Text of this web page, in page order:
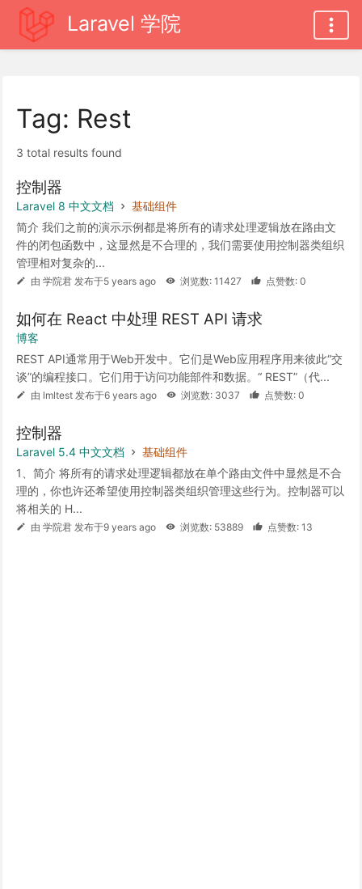
Laravel 学院
Tag: Rest
3 total results found
控制器
Laravel 8 中文文档
基础组件
简介 我们之前的演示示例都是将所有的请求处理逻辑放在路由文
件的闭包函数中，这显然是不合理的，我们需要使用控制器类组织
管理相对复杂的...
由 学院君 发布于5 years ago 浏览数: 11427 点赞数: 0
如何在 React 中处理 REST API 请求
博客
REST API通常用于Web开发中。它们是Web应用程序用来彼此“交
谈”的编程接口。它们用于访问功能部件和数据。“ REST”（代...
由 lmltest 发布于6 years ago 浏览数: 3037 点赞数: 0
控制器
Laravel 5.4 中文文档
基础组件
1、简介 将所有的请求处理逻辑都放在单个路由文件中显然是不合
理的，你也许还希望使用控制器类组织管理这些行为。控制器可以
将相关的 H...
由 学院君 发布于9 years ago 浏览数: 53889 点赞数: 13